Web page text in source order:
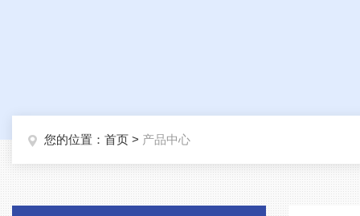
您的位置： 首页 > 产品中心